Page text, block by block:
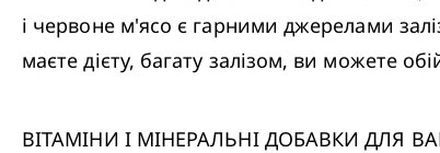
і червоне м'ясо є гарними джерелами
маєте дієту, багату залізом, ви можете
ВІТАМІНИ І МІНЕРАЛЬНІ ДОБАВКИ ДЛЯ